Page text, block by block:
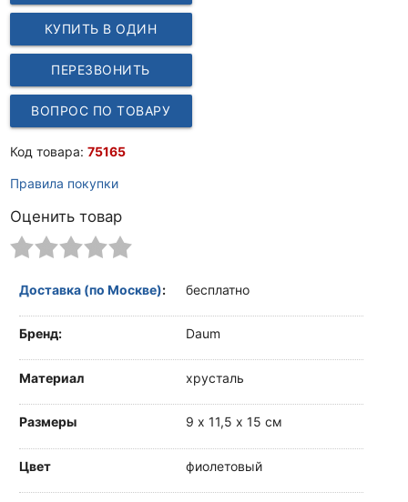
КУПИТЬ В ОДИН
КЛИК
ПЕРЕЗВОНИТЬ
ВОПРОС ПО ТОВАРУ
Код товара: 75165
Правила покупки
Оценить товар
Доставка (по Москве): бесплатно
Бренд: Daum
Материал хрусталь
Размеры 9 х 11,5 х 15 см
Цвет фиолетовый